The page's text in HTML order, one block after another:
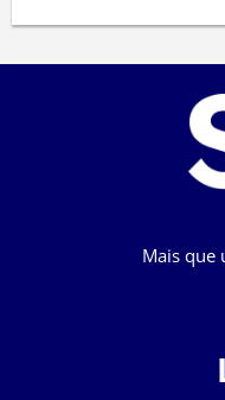
Mais que